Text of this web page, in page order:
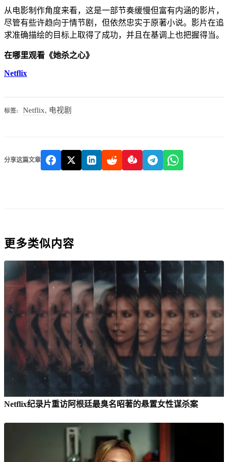
从电影制作角度来看，这是一部节奏缓慢但富有内涵的影片，
尽管有些许趋向于情节剧，但依然忠实于原著小说。影片在追
求准确描绘的目标上取得了成功，并且在基调上也把握得当。
在哪里观看《她杀之心》
Netflix
标签: Netflix, 电视剧
分享这篇文章
更多类似内容
Netflix纪录片重访阿根廷最臭名昭著的悬置女性谋杀案